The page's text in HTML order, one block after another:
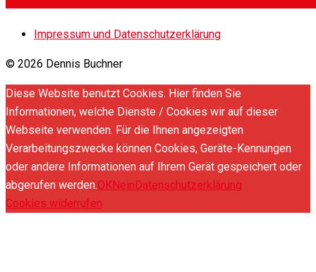
Impressum und Datenschutzerklärung
© 2026 Dennis Buchner
Diese Website benutzt Cookies. Hier finden Sie
Informationen, welche Dienste / Cookies wir auf dieser
Webseite verwenden. Für die Ihnen angezeigten
Verarbeitungszwecke können Cookies, Geräte-Kennungen
oder andere Informationen auf Ihrem Gerät gespeichert oder
abgerufen werden.OKNeinDatenschutzerklärung
Cookies widerrufen